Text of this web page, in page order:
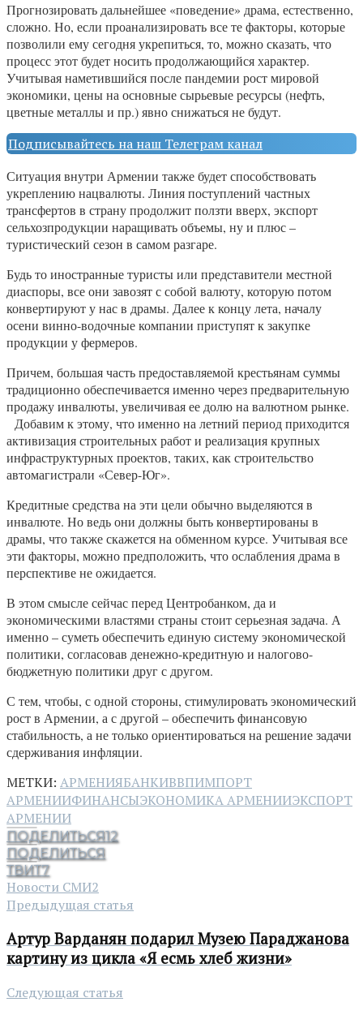
Прогнозировать дальнейшее «поведение» драма, естественно,
сложно. Но, если проанализировать все те факторы, которые
позволили ему сегодня укрепиться, то, можно сказать, что
процесс этот будет носить продолжающийся характер.
Учитывая наметившийся после пандемии рост мировой
экономики, цены на основные сырьевые ресурсы (нефть,
цветные металлы и пр.) явно снижаться не будут.
Подписывайтесь на наш Телеграм канал
Ситуация внутри Армении также будет способствовать
укреплению нацвалюты. Линия поступлений частных
трансфертов в страну продолжит ползти вверх, экспорт
сельхозпродукции наращивать объемы, ну и плюс –
туристический сезон в самом разгаре.
Будь то иностранные туристы или представители местной
диаспоры, все они завозят с собой валюту, которую потом
конвертируют у нас в драмы. Далее к концу лета, началу
осени винно-водочные компании приступят к закупке
продукции у фермеров.
Причем, большая часть предоставляемой крестьянам суммы
традиционно обеспечивается именно через предварительную
продажу инвалюты, увеличивая ее долю на валютном рынке.
Добавим к этому, что именно на летний период приходится
активизация строительных работ и реализация крупных
инфраструктурных проектов, таких, как строительство
автомагистрали «Север-Юг».
Кредитные средства на эти цели обычно выделяются в
инвалюте. Но ведь они должны быть конвертированы в
драмы, что также скажется на обменном курсе. Учитывая все
эти факторы, можно предположить, что ослабления драма в
перспективе не ожидается.
В этом смысле сейчас перед Центробанком, да и
экономическими властями страны стоит серьезная задача. А
именно – суметь обеспечить единую систему экономической
политики, согласовав денежно-кредитную и налогово-
бюджетную политики друг с другом.
С тем, чтобы, с одной стороны, стимулировать экономический
рост в Армении, а с другой – обеспечить финансовую
стабильность, а не только ориентироваться на решение задачи
сдерживания инфляции.
МЕТКИ: АРМЕНИЯБАНКИВВПИМПОРТ
АРМЕНИИФИНАНСЫЭКОНОМИКА АРМЕНИИЭКСПОРТ
АРМЕНИИ
ПОДЕЛИТЬСЯ12
ПОДЕЛИТЬСЯ
ТВИТ7
Новости СМИ2
Предыдущая статья
Артур Варданян подарил Музею Параджанова
картину из цикла «Я есмь хлеб жизни»
Следующая статья